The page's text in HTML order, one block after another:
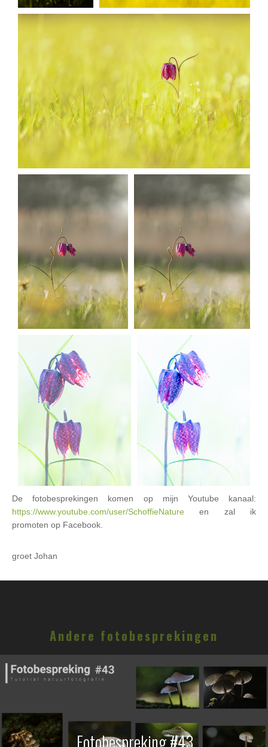
De fotobesprekingen komen op mijn Youtube kanaal:
https://www.youtube.com/user/SchoffieNature en zal ik
promoten op Facebook.
groet Johan
Andere fotobesprekingen